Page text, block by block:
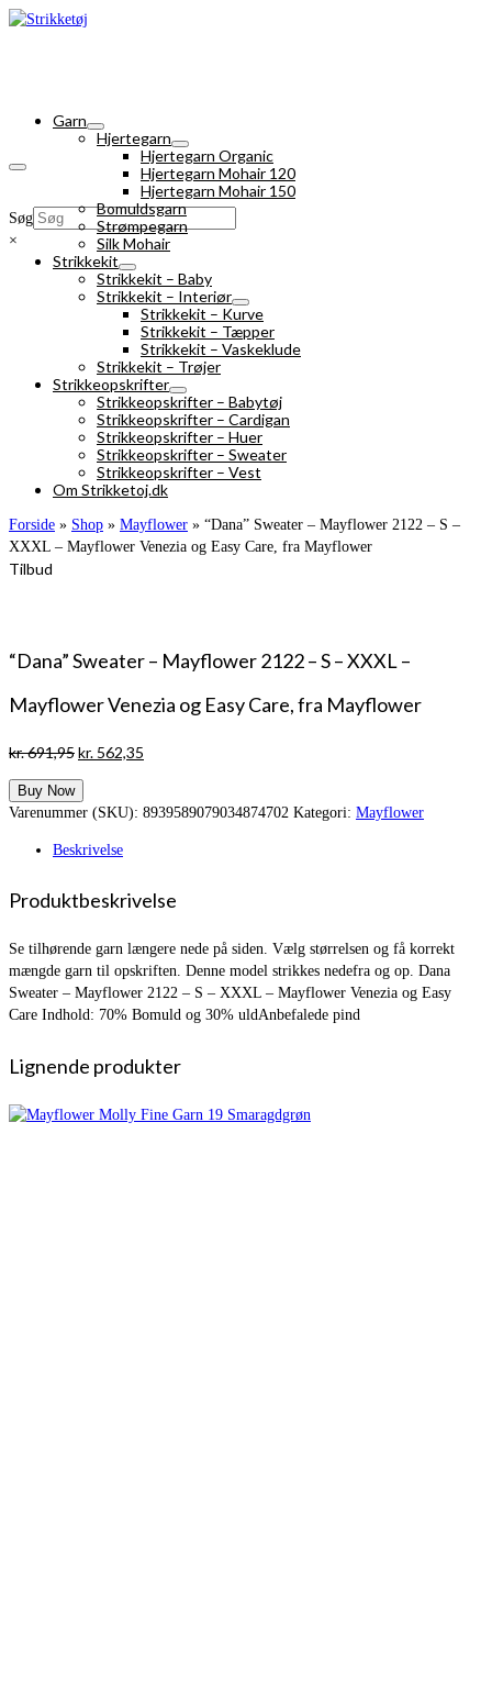
Søg
×
Garn
Hjertegarn
Hjertegarn Organic
Hjertegarn Mohair 120
Hjertegarn Mohair 150
Bomuldsgarn
Strømpegarn
Silk Mohair
Strikkekit
Strikkekit – Baby
Strikkekit – Interiør
Strikkekit – Kurve
Strikkekit – Tæpper
Strikkekit – Vaskeklude
Strikkekit – Trøjer
Strikkeopskrifter
Strikkeopskrifter – Babytøj
Strikkeopskrifter – Cardigan
Strikkeopskrifter – Huer
Strikkeopskrifter – Sweater
Strikkeopskrifter – Vest
Om Strikketoj.dk
Forside » Shop » Mayflower » “Dana” Sweater – Mayflower 2122 – S –
XXXL – Mayflower Venezia og Easy Care, fra Mayflower
Tilbud
“Dana” Sweater – Mayflower 2122 – S – XXXL –
Mayflower Venezia og Easy Care, fra Mayflower
kr.691,95Den
pris
var:
kr. 562,35
er:
Buy Now
Varenummer (SKU): 8939589079034874702 Kategori: Mayflower
Beskrivelse
Produktbeskrivelse
Se tilhørende garn længere nede på siden. Vælg størrelsen og få korrekt
mængde garn til opskriften. Denne model strikkes nedefra og op. Dana
Sweater – Mayflower 2122 – S – XXXL – Mayflower Venezia og Easy
Care Indhold: 70% Bomuld og 30% uldAnbefalede pind
Lignende produkter